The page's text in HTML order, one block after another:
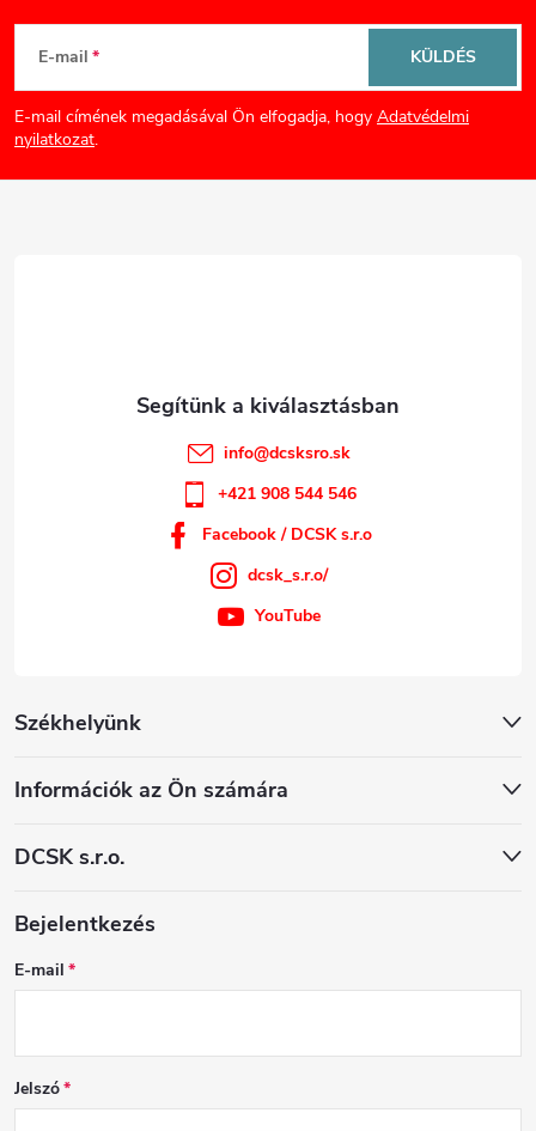
L
á
b
E-mail
E-mail címének megadásával Ön elfogadja, hogy Adatvédelmi
nyilatkozat.
KÜLDÉS
Székhelyünk
Információk az Ön számára
DCSK s.r.o.
info@dcsksro.sk
+421 908 544 546
Facebook / DCSK s.r.o
dcsk_s.r.o/
YouTube
Bejelentkezés
E-mail
Jelszó